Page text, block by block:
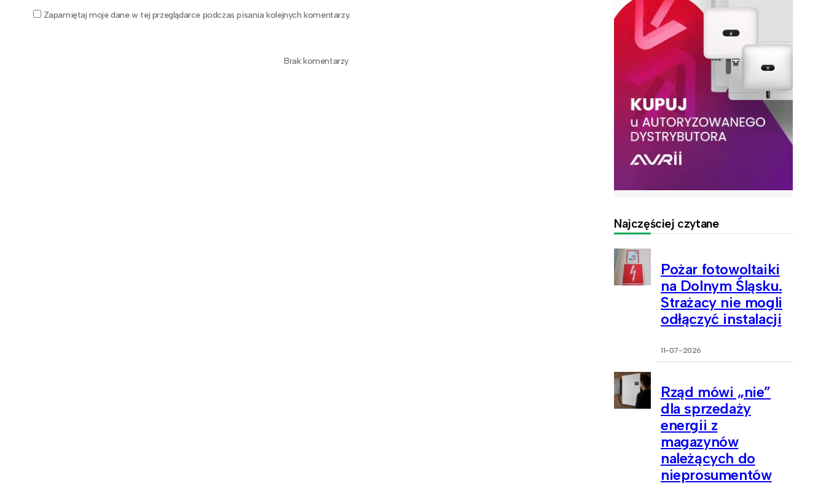
Zapamiętaj moje dane w tej przeglądarce podczas pisania kolejnych komentarzy.
Brak komentarzy
Najczęściej czytane
Pożar fotowoltaiki
na Dolnym Śląsku.
Strażacy nie mogli
odłączyć instalacji
11-07-2026
Rząd mówi „nie”
dla sprzedaży
energii z
magazynów
należących do
nieprosumentów